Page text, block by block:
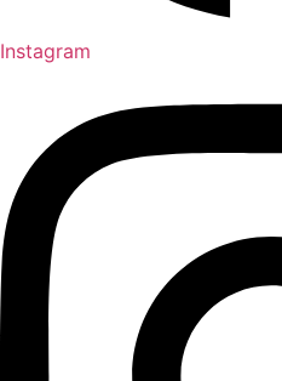
Instagram